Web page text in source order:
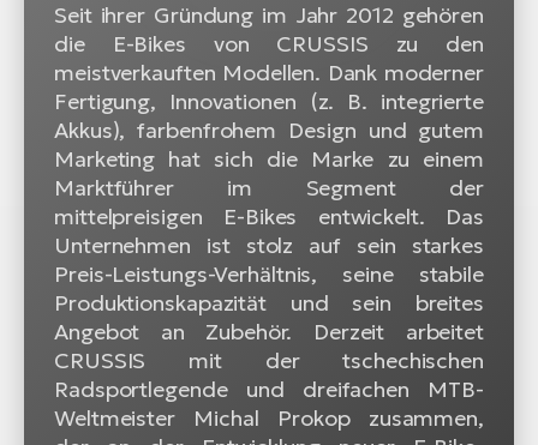
Seit ihrer Gründung im Jahr 2012 gehören
die E-Bikes von CRUSSIS zu den
meistverkauften Modellen. Dank moderner
Fertigung, Innovationen (z. B. integrierte
Akkus), farbenfrohem Design und gutem
Marketing hat sich die Marke zu einem
Marktführer im Segment der
mittelpreisigen E-Bikes entwickelt. Das
Unternehmen ist stolz auf sein starkes
Preis-Leistungs-Verhältnis, seine stabile
Produktionskapazität und sein breites
Angebot an Zubehör. Derzeit arbeitet
CRUSSIS mit der tschechischen
Radsportlegende und dreifachen MTB-
Weltmeister Michal Prokop zusammen,